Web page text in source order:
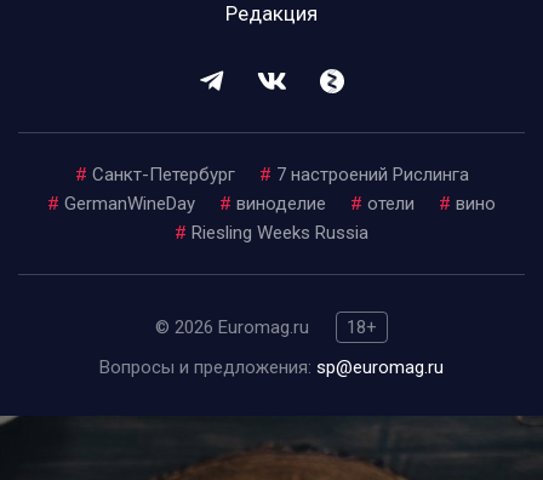
Редакция
# Санкт-Петербург # 7 настроений Рислинга
# GermanWineDay # виноделие # отели # вино
# Riesling Weeks Russia
© 2026 Euromag.ru
18+
Вопросы и предложения: sp@euromag.ru